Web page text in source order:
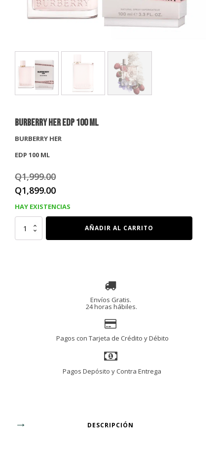
BURBERRY HER EDP 100 Ml
BURBERRY HER
EDP 100 ML
Q1,999.00
El
precio
original
era:
Q1,899.00El
precio
actual
HAY EXISTENCIAS
BURBERRY
HER
100
AÑADIR AL CARRITO
Envíos Gratis.
24 horas hábiles.
Pagos con Tarjeta de Crédito y Débito
Pagos Depósito y Contra Entrega
DESCRIPCIÓN